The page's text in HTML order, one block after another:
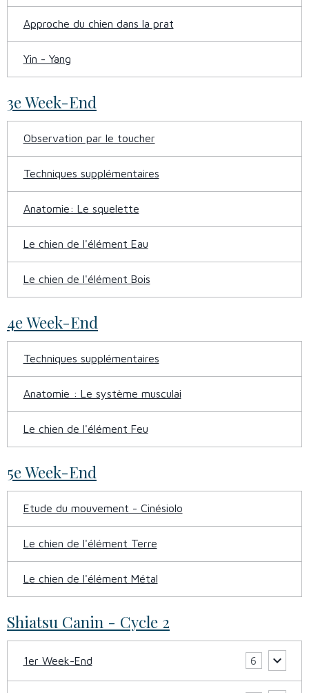
Approche du chien dans la prat
Yin - Yang
3e Week-End
Observation par le toucher
Techniques supplémentaires
Anatomie: Le squelette
Le chien de l'élément Eau
Le chien de l'élément Bois
4e Week-End
Techniques supplémentaires
Anatomie : Le système musculai
Le chien de l'élément Feu
5e Week-End
Etude du mouvement - Cinésiolo
Le chien de l'élément Terre
Le chien de l'élément Métal
Shiatsu Canin - Cycle 2
1er Week-End 6